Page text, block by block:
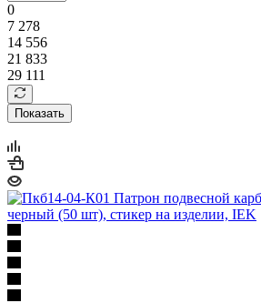
0
7 278
14 556
21 833
29 111
Показать